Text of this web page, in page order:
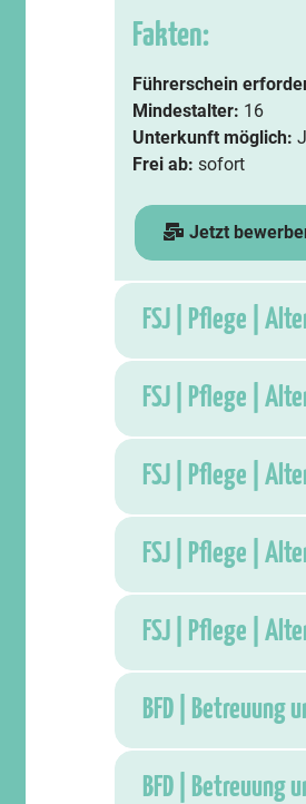
Fakten:
Führerschein
Mindestalter: 16
Unterkunft möglich:
Frei ab: sofort
Jetzt
FSJ | Pflege |
FSJ | Pflege |
FSJ | Pflege |
FSJ | Pflege |
FSJ | Pflege |
BFD | Betreuung
BFD | Betreuung